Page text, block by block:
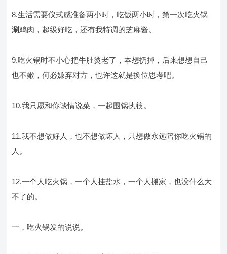
8.生活需要仪式感准备两小时，吃饭两小时，第一次吃火锅
涮鸡肉，超级好吃，还有我特调的芝麻酱。
9.吃火锅时不小心把牛肚烫老了，本想扔掉，后来想想自己
也不嫩，何必嫌弃对方，也许这就是换位思考吧。
10.我只愿和你谈情说菜，一起围锅执筷。
11.我不想做好人，也不想做坏人，只想做永远陪你吃火锅的
人。
12.一个人吃火锅，一个人挂盐水，一个人搬家，也没什么大
不了的。
一，吃火锅发的说说。